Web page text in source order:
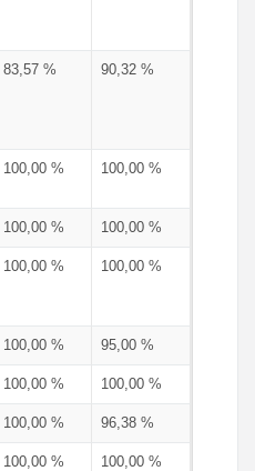
83,57 % 90,32 %
100,00 % 100,00 %
100,00 % 100,00 %
100,00 % 100,00 %
100,00 % 95,00 %
100,00 % 100,00 %
100,00 % 96,38 %
100,00 % 100,00 %